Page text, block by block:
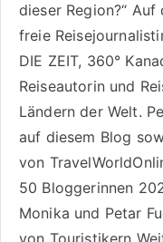
dieser Region?“
freie
DIE ZEIT, 360°
Reiseautorinund
Ländern der Welt.
auf diesem Blog
von
50 Bloggerinnen
Monika und Petar